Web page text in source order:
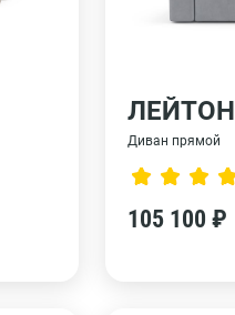
ЛЕЙТОН
Диван прямой
105 100 ₽